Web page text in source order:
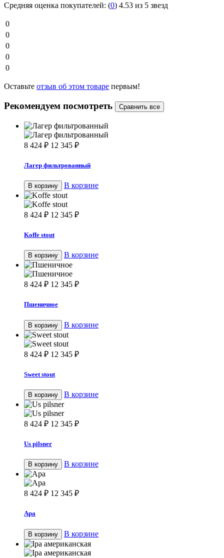
Средняя оценка покупателей: (0) 4.53 из 5 звезд
0
0
0
0
0
Оставьте отзыв об этом товаре первым!
Рекомендуем посмотреть
8 424 ₽ 12 345 ₽
Лагер фильтрованный
В корзину В корзине
8 424 ₽ 12 345 ₽
Koffe stout
В корзину В корзине
8 424 ₽ 12 345 ₽
Пшеничное
В корзину В корзине
8 424 ₽ 12 345 ₽
Sweet stout
В корзину В корзине
8 424 ₽ 12 345 ₽
Us pilsner
В корзину В корзине
8 424 ₽ 12 345 ₽
Apa
В корзину В корзине